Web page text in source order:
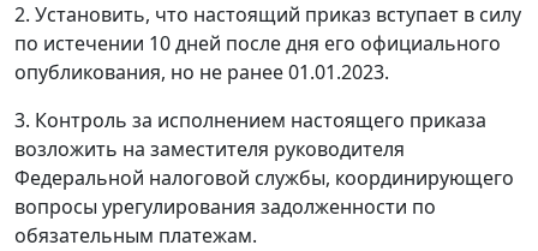
2. Установить, что настоящий приказ вступает в силу
по истечении 10 дней после дня его официального
опубликования, но не ранее 01.01.2023.
3. Контроль за исполнением настоящего приказа
возложить на заместителя руководителя
Федеральной налоговой службы, координирующего
вопросы урегулирования задолженности по
обязательным платежам.